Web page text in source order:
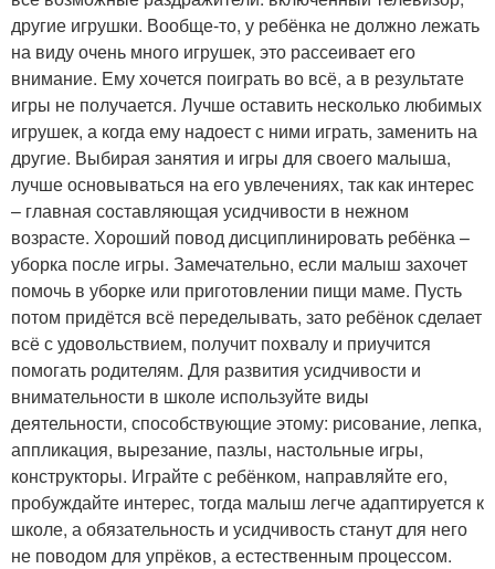
другие игрушки. Вообще-то, у ребёнка не должно лежать
на виду очень много игрушек, это рассеивает его
внимание. Ему хочется поиграть во всё, а в результате
игры не получается. Лучше оставить несколько любимых
игрушек, а когда ему надоест с ними играть, заменить на
другие. Выбирая занятия и игры для своего малыша,
лучше основываться на его увлечениях, так как интерес
– главная составляющая усидчивости в нежном
возрасте. Хороший повод дисциплинировать ребёнка –
уборка после игры. Замечательно, если малыш захочет
помочь в уборке или приготовлении пищи маме. Пусть
потом придётся всё переделывать, зато ребёнок сделает
всё с удовольствием, получит похвалу и приучится
помогать родителям. Для развития усидчивости и
внимательности в школе используйте виды
деятельности, способствующие этому: рисование, лепка,
аппликация, вырезание, пазлы, настольные игры,
конструкторы. Играйте с ребёнком, направляйте его,
пробуждайте интерес, тогда малыш легче адаптируется к
школе, а обязательность и усидчивость станут для него
не поводом для упрёков, а естественным процессом.